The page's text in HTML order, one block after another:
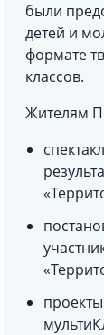
были
детей и
формате
классов.
Жителям